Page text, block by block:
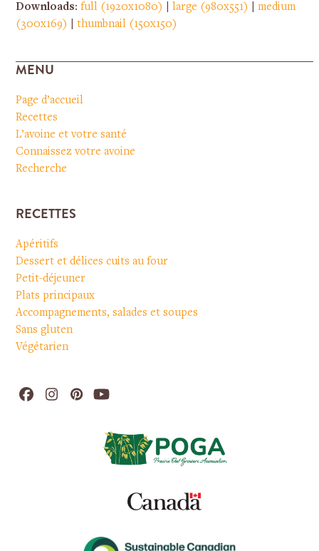
Downloads:full (1920x1080) |large (980x551) |medium
(300x169)
|thumbnail (150x150)
MENU
Page d’accueil
Recettes
L’avoine et votre santé
Connaissez votre avoine
Recherche
RECETTES
Apéritifs
Dessert et délices cuits au four
Petit-déjeuner
Plats principaux
Accompagnements, salades et soupes
Sans gluten
Végétarien
Facebook
Instagram
PinterestYouTube